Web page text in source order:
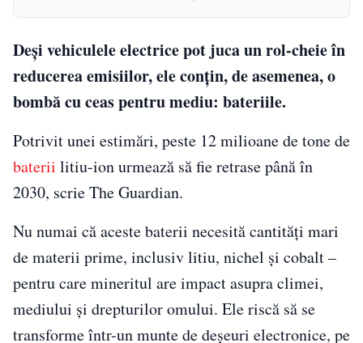
Deși vehiculele electrice pot juca un rol-cheie în
reducerea emisiilor, ele conțin, de asemenea, o
bombă cu ceas pentru mediu: bateriile.
Potrivit unei estimări, peste 12 milioane de tone de
baterii litiu-ion urmează să fie retrase până în
2030, scrie The Guardian.
Nu numai că aceste baterii necesită cantități mari
de materii prime, inclusiv litiu, nichel și cobalt –
pentru care mineritul are impact asupra climei,
mediului și drepturilor omului. Ele riscă să se
transforme într-un munte de deșeuri electronice, pe